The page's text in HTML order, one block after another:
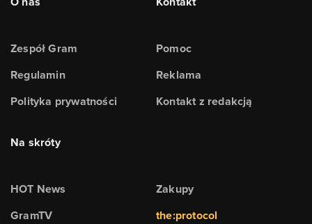
Zespół Gram
Regulamin
Polityka prywatności
Pomoc
Reklama
Kontakt z redakcją
Na skróty
HOT News
GramTV
Zakupy
the:protocol